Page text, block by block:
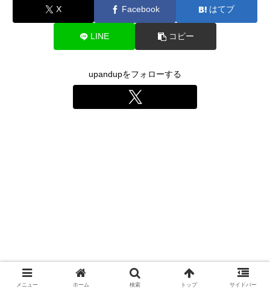
X Facebook はてブ
LINE コピー
upandupをフォローする
メニュー ホーム 検索 トップ サイドバー